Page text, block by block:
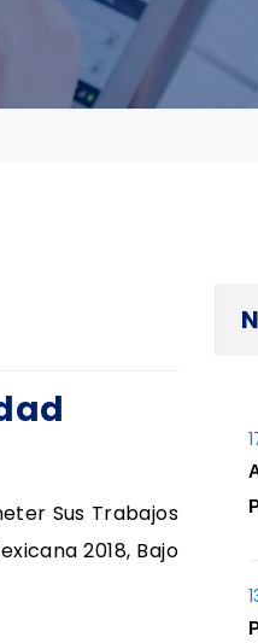
Sus Trabajos
2018, Bajo